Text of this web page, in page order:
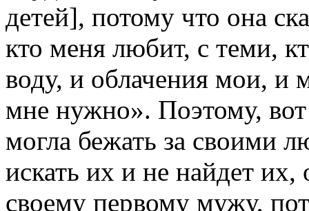
детей], потому что она
кто меня любит, с теми,
воду, и облачения мои, и
мне нужно». Поэтому,
могла бежать за своими
искать их и не найдет
своему первому мужу,